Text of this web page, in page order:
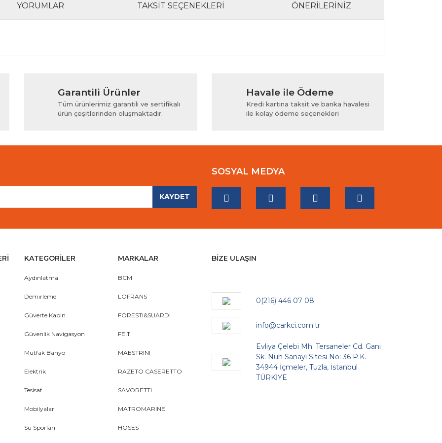
YORUMLAR TAKSIT SEÇENEKLERI ÖNERILERINIZ
Yorum Yaz
ve diğer konularda yetersiz gördüğünüz noktaları öneri formunu kullanarak tarafımıza iletebilirsiniz.
Garantili Ürünler
Tüm ürünlerimiz garantili ve sertifikalı
ürün çeşitlerinden oluşmaktadır.
Havale ile Ödeme
Kredi kartına taksit ve banka havalesi
ile kolay ödeme seçenekleri
KAYDET
SOSYAL MEDYA
KATEGORİLER
Aydınlatma
Demirleme
Güverte Kabin
Güvenlik Navigasyon
Mutfak Banyo
Elektrik
Tesisat
Mobilyalar
Su Sporları
MARKALAR
BCM
LOFRANS
FORESTI&SUARDI
FEIT
MAESTRINI
RAZETO CASERETTO
SAVORETTI
MATROMARINE
HOSES
BİZE ULAŞIN
0(216) 446 07 08
info@carkci.com.tr
Evliya Çelebi Mh. Tersaneler Cd. Gani
Sk. Nuh Sanayi Sitesi No: 36 P.K.
34944 İçmeler, Tuzla, İstanbul
TÜRKİYE